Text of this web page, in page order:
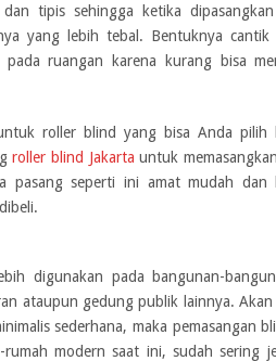
tipis sehingga ketika
yang lebih tebal. Bentuknya
pada ruangan karena kurang bisa
roller blind yang bisa Anda pilih
roller blind Jakartauntuk
pasang seperti ini amat mudah dan
digunakan pada bangunan-
ataupun gedung publik lainnya.
sederhana, maka pemasangan
modern saat ini, sudah sering